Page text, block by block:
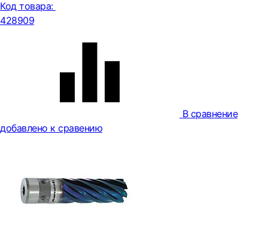
Код товара:
428909
В сравнение
добавлено к сравению